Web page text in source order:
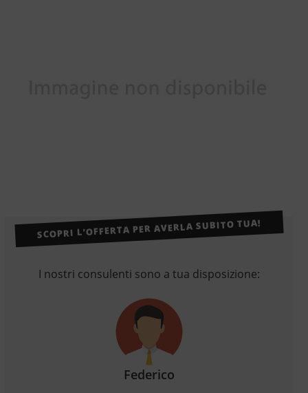
SCOPRI L’OFFERTA PER AVERLA SUBITO TUA!
I nostri consulenti sono a tua disposizione:
Federico